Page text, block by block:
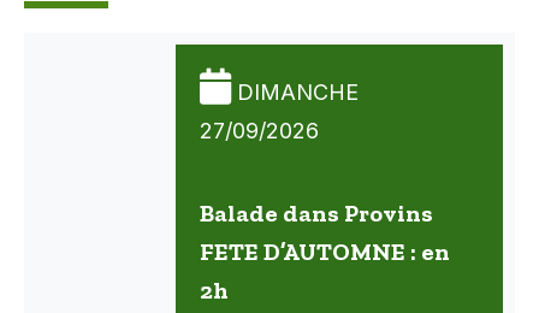
DIMANCHE
27/09/2026
Balade dans Provins
FETE D’AUTOMNE : en
2h